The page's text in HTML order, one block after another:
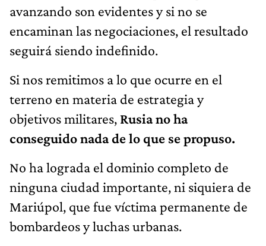
avanzando son evidentes y si no se
encaminan las negociaciones, el resultado
seguirá siendo indefinido.
Si nos remitimos a lo que ocurre en el
terreno en materia de estrategia y
objetivos militares, Rusia no ha
conseguido nada de lo que se propuso.
No ha lograda el dominio completo de
ninguna ciudad importante, ni siquiera de
Mariúpol, que fue víctima permanente de
bombardeos y luchas urbanas.